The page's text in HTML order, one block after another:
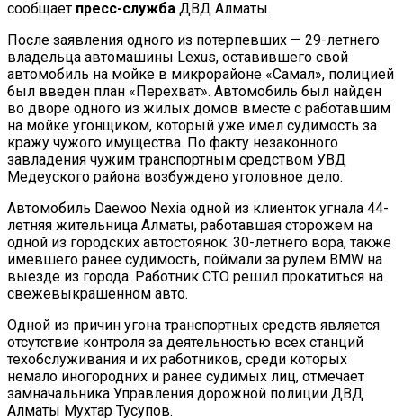
сообщает пресс-служба ДВД Алматы.
После заявления одного из потерпевших — 29-летнего
владельца автомашины Lexus, оставившего свой
автомобиль на мойке в микрорайоне «Самал», полицией
был введен план «Перехват». Автомобиль был найден
во дворе одного из жилых домов вместе с работавшим
на мойке угонщиком, который уже имел судимость за
кражу чужого имущества. По факту незаконного
завладения чужим транспортным средством УВД
Медеуского района возбуждено уголовное дело.
Автомобиль Daewoo Nexia одной из клиенток угнала 44-
летняя жительница Алматы, работавшая сторожем на
одной из городских автостоянок. 30-летнего вора, также
имевшего ранее судимость, поймали за рулем BMW на
выезде из города. Работник СТО решил прокатиться на
свежевыкрашенном авто.
Одной из причин угона транспортных средств является
отсутствие контроля за деятельностью всех станций
техобслуживания и их работников, среди которых
немало иногородних и ранее судимых лиц, отмечает
замначальника Управления дорожной полиции ДВД
Алматы Мухтар Тусупов.